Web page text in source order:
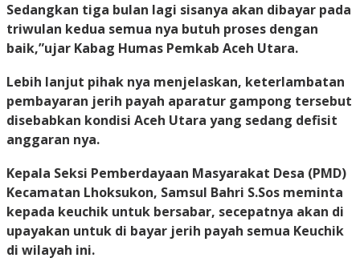
Sedangkan tiga bulan lagi sisanya akan dibayar pada
triwulan kedua semua nya butuh proses dengan
baik,”ujar Kabag Humas Pemkab Aceh Utara.
Lebih lanjut pihak nya menjelaskan, keterlambatan
pembayaran jerih payah aparatur gampong tersebut
disebabkan kondisi Aceh Utara yang sedang defisit
anggaran nya.
Kepala Seksi Pemberdayaan Masyarakat Desa (PMD)
Kecamatan Lhoksukon, Samsul Bahri S.Sos meminta
kepada keuchik untuk bersabar, secepatnya akan di
upayakan untuk di bayar jerih payah semua Keuchik
di wilayah ini.